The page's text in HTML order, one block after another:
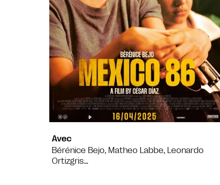
Avec
Bérénice Bejo, Matheo Labbe, Leonardo
Ortizgris…